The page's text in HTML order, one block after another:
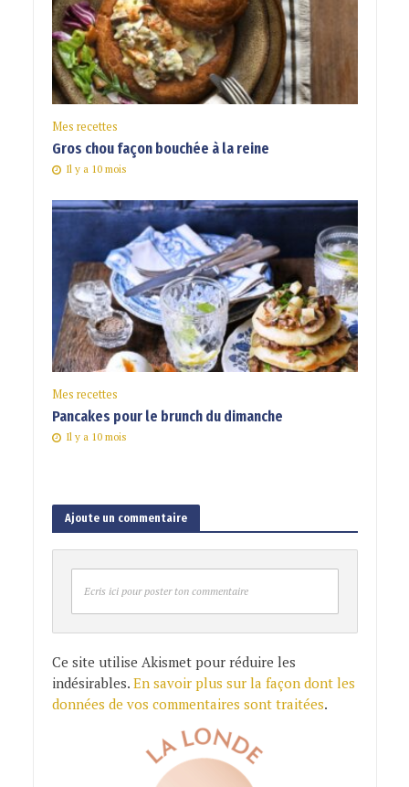
Mes recettes
Gros chou façon bouchée à la reine
Il y a 10 mois
Mes recettes
Pancakes pour le brunch du dimanche
Il y a 10 mois
Ajoute un commentaire
Ecris ici pour poster ton commentaire
Ce site utilise Akismet pour réduire les
indésirables. En savoir plus sur la façon dont les
données de vos commentaires sont traitées.